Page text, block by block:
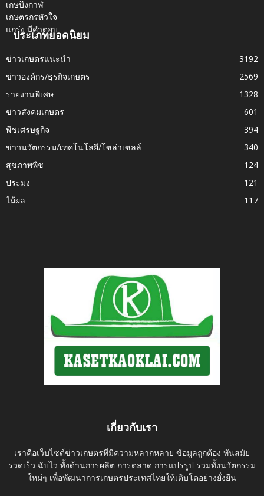
ประเภทยอดนิยม
ข่าวเกษตรแนะนำ
3192
ข่าวองค์กร/ธุรกิจเกษตร
2569
รายงานพิเศษ
1328
ข่าวสังคมเกษตร
601
พืชเศรษฐกิจ
394
ข่าวนวัตกรรม/เทคโนโลยี/โซล่าเซลล์
340
สุขภาพพืช
124
ประมง
121
ไม้ผล
117
เกี่ยวกับเรา
เราคือเว็บไซต์ข่าวเกษตรที่มีความหลากหลาย ข้อมูลถูกต้อง ทันสมัย
รวดเร็ว ฉับไว ทั้งด้านการผลิต การตลาด การแปรรูป รวมทั้งนวัตกรรม
ใหม่ๆ เพื่อพัฒนาการเกษตรประเทศไทยให้เติบโตอย่างยั่งยืน